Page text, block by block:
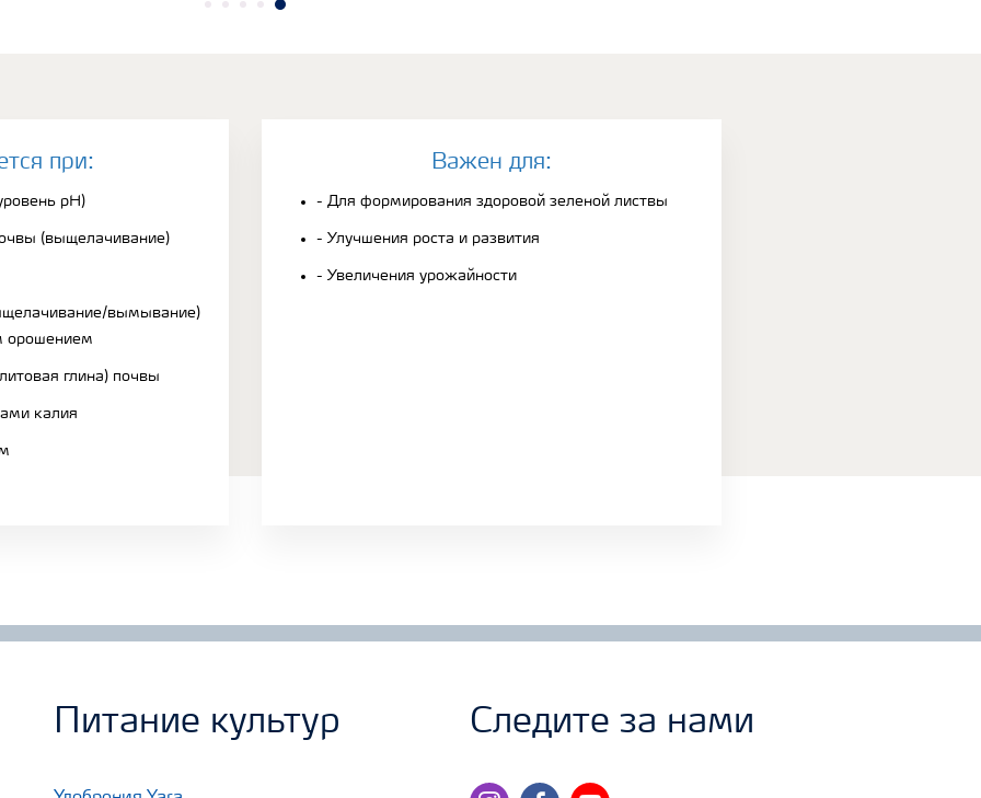
при:
рН)
(выщелачивание)
вымывание)
орошением
глина) почвы
калия
Bажен для:
- Для формирования здоровой зеленой листвы
- Улучшения роста и развития
- Увеличения урожайности
Питание культур Следите за нами